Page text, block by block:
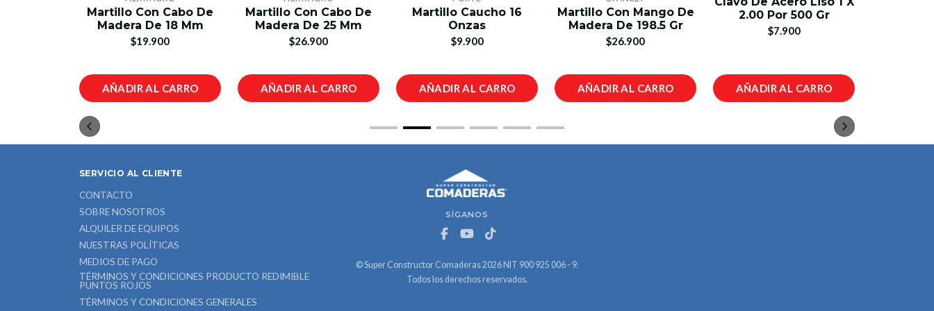
Martillo Con Cabo De
Madera De 18 Mm
$19.900
AÑADIR AL CARRO
Martillo Con Cabo De
Madera De 25 Mm
$26.900
AÑADIR AL CARRO
Martillo Caucho 16
Onzas
$9.900
AÑADIR AL CARRO
Martillo Con Mango De
Madera De 198.5 Gr
$26.900
AÑADIR AL CARRO
2.00 Por 500 Gr
$7.900
AÑADIR AL CARRO
SÍGANOS
© Super Constructor Comaderas 2026 NIT 900 925 006 - 9.
Todos los derechos reservados.
SERVICIO AL CLIENTE
CONTACTO
SOBRE NOSOTROS
ALQUILER DE EQUIPOS
NUESTRAS POLÍTICAS
MEDIOS DE PAGO
TÉRMINOS Y CONDICIONES PRODUCTO REDIMIBLE
PUNTOS ROJOS
TÉRMINOS Y CONDICIONES GENERALES